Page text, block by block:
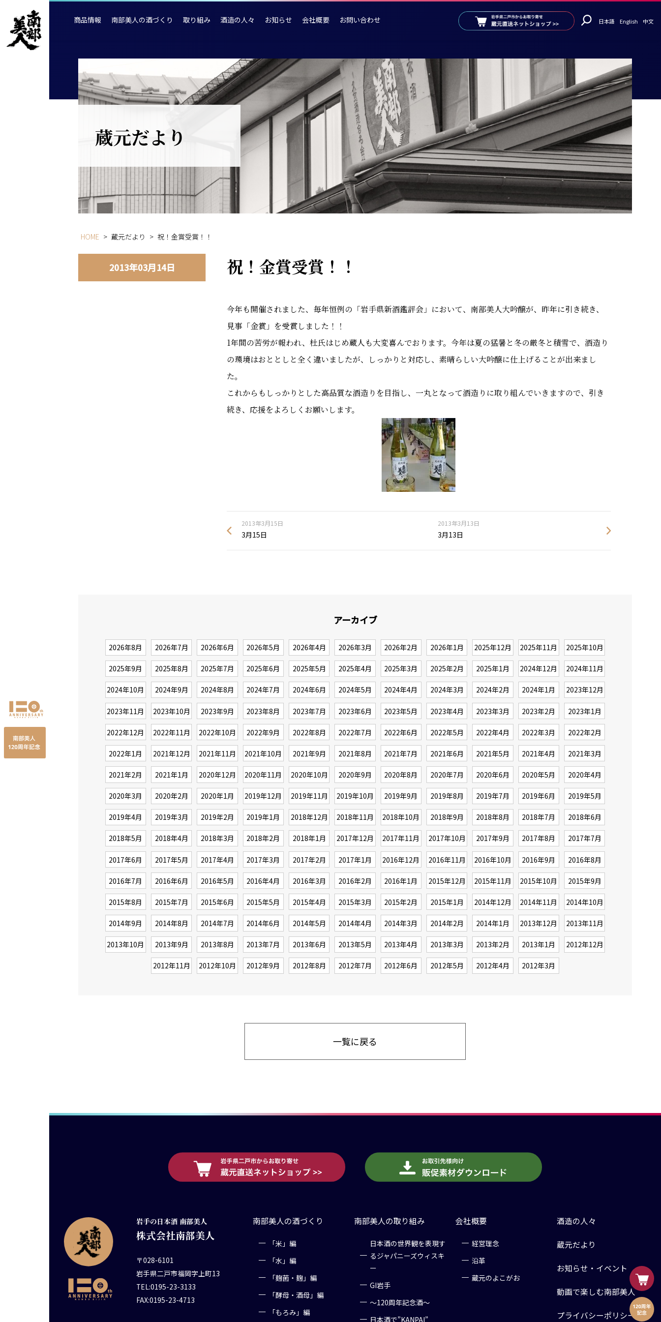
商品情報 南部美人の酒づくり 取り組み 酒造の人々 お知らせ 会社概要 お問い合わせ 日本語 English 中文
蔵元だより
HOME > 蔵元だより > 祝！金賞受賞！！
2013年03月14日 祝！金賞受賞！！
今年も開催されました、毎年恒例の「岩手県新酒鑑評会」において、南部美人大吟醸が、昨年に引き続き、
見事「金賞」を受賞しました！！
1年間の苦労が報われ、杜氏はじめ蔵人も大変喜んでおります。今年は夏の猛暑と冬の厳冬と積雪で、酒造り
の環境はおととしと全く違いましたが、しっかりと対応し、素晴らしい大吟醸に仕上げることが出来まし
た。
これからもしっかりとした高品質な酒造りを目指し、一丸となって酒造りに取り組んでいきますので、引き
続き、応援をよろしくお願いします。
2013年3月15日
3月15日
2013年3月13日
3月13日
アーカイブ
2026年8月 2026年7月 2026年6月 2026年5月 2026年4月 2026年3月 2026年2月 2026年1月 2025年12月 2025年11月 2025年10月
2025年9月 2025年8月 2025年7月 2025年6月 2025年5月 2025年4月 2025年3月 2025年2月 2025年1月 2024年12月 2024年11月
2024年10月 2024年9月 2024年8月 2024年7月 2024年6月 2024年5月 2024年4月 2024年3月 2024年2月 2024年1月 2023年12月
2023年11月 2023年10月 2023年9月 2023年8月 2023年7月 2023年6月 2023年5月 2023年4月 2023年3月 2023年2月 2023年1月
2022年12月 2022年11月 2022年10月 2022年9月 2022年8月 2022年7月 2022年6月 2022年5月 2022年4月 2022年3月 2022年2月
2022年1月 2021年12月 2021年11月 2021年10月 2021年9月 2021年8月 2021年7月 2021年6月 2021年5月 2021年4月 2021年3月
2021年2月 2021年1月 2020年12月 2020年11月 2020年10月 2020年9月 2020年8月 2020年7月 2020年6月 2020年5月 2020年4月
2020年3月 2020年2月 2020年1月 2019年12月 2019年11月 2019年10月 2019年9月 2019年8月 2019年7月 2019年6月 2019年5月
2019年4月 2019年3月 2019年2月 2019年1月 2018年12月 2018年11月 2018年10月 2018年9月 2018年8月 2018年7月 2018年6月
2018年5月 2018年4月 2018年3月 2018年2月 2018年1月 2017年12月 2017年11月 2017年10月 2017年9月 2017年8月 2017年7月
2017年6月 2017年5月 2017年4月 2017年3月 2017年2月 2017年1月 2016年12月 2016年11月 2016年10月 2016年9月 2016年8月
2016年7月 2016年6月 2016年5月 2016年4月 2016年3月 2016年2月 2016年1月 2015年12月 2015年11月 2015年10月 2015年9月
2015年8月 2015年7月 2015年6月 2015年5月 2015年4月 2015年3月 2015年2月 2015年1月 2014年12月 2014年11月 2014年10月
2014年9月 2014年8月 2014年7月 2014年6月 2014年5月 2014年4月 2014年3月 2014年2月 2014年1月 2013年12月 2013年11月
2013年10月 2013年9月 2013年8月 2013年7月 2013年6月 2013年5月 2013年4月 2013年3月 2013年2月 2013年1月 2012年12月
2012年11月 2012年10月 2012年9月 2012年8月 2012年7月 2012年6月 2012年5月 2012年4月 2012年3月
一覧に戻る
岩手の日本酒 南部美人
株式会社南部美人
〒028-6101
岩手県二戸市福岡字上町13
TEL:0195-23-3133
FAX:0195-23-4713
南部美人の酒づくり
「米」編
「水」編
「麹菌・麹」編
「酵母・酒母」編
「もろみ」編
南部美人の取り組み
日本酒の世界観を表現す
るジャパニーズウィスキ
ー
GI岩手
～120周年記念酒～
日本酒で”KANPAI”
会社概要
経営理念
沿革
蔵元のよこがお
酒造の人々
蔵元だより
お知らせ・イベント
動画で楽しむ南部美人
プライバシーポリシー